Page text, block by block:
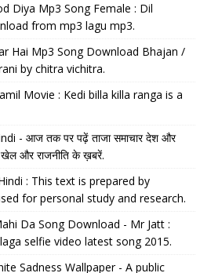
Diya Mp3 Song Female : Dil
from mp3 lagu mp3.
Hai Mp3 Song Download Bhajan /
by chitra vichitra.
Movie : Kedi billa killa ranga is a
- आज तक पर पढ़ें ताजा समाचार देश और
खेल और राजनीति के ख़बरें.
: This text is prepared by
for personal study and research.
Da Song Download - Mr Jatt :
selfie video latest song 2015.
Sadness Wallpaper - A public